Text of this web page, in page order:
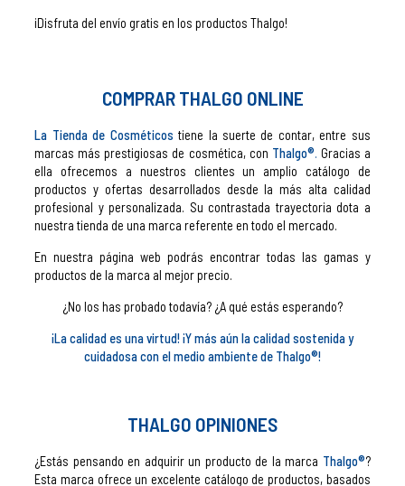
¡Disfruta del envío gratis en los productos Thalgo!
COMPRAR THALGO ONLINE
La Tienda de Cosméticos tiene la suerte de contar, entre sus
marcas más prestigiosas de cosmética, con Thalgo®. Gracias a
ella ofrecemos a nuestros clientes un amplio catálogo de
productos y ofertas desarrollados desde la más alta calidad
profesional y personalizada. Su contrastada trayectoria dota a
nuestra tienda de una marca referente en todo el mercado.
En nuestra página web podrás encontrar todas las gamas y
productos de la marca al mejor precio.
¿No los has probado todavía? ¿A qué estás esperando?
¡La calidad es una virtud! ¡Y más aún la calidad sostenida y
cuidadosa con el medio ambiente de Thalgo®!
THALGO OPINIONES
¿Estás pensando en adquirir un producto de la marca Thalgo®?
Esta marca ofrece un excelente catálogo de productos, basados